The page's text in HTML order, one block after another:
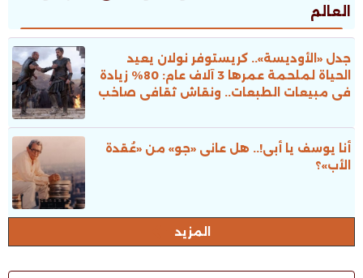
العالم
جدل «الأوديسة».. كريستوفر نولان يعيد
الحياة لملحمة عمرها 3 آلاف عام: 80% زيادة
فى مبيعات الطبعات.. ونقاش ثقافى صاخب
أنا يوسف يا أبى!.. هل عانى «جو» من «عُقدة
الأب»؟
المزيد